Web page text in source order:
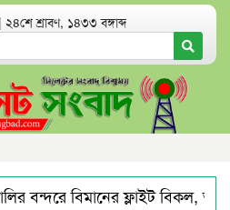
| ২৪শে শ্রাবণ, ১৪৩৩ বঙ্গাব্দ
বন্দরে বিমানের ফ্লাইট বিকল,